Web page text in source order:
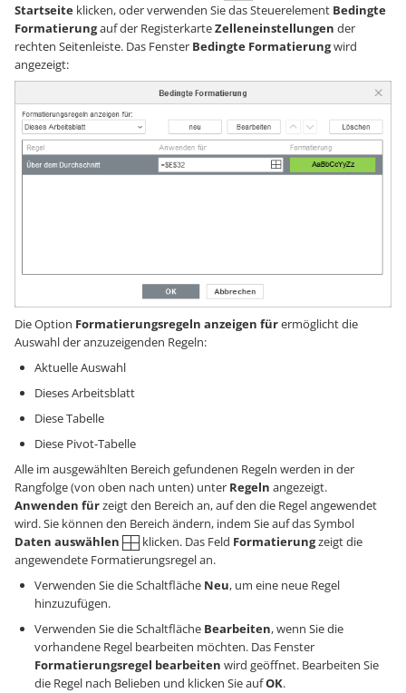
Startseite klicken, oder verwenden Sie das Steuerelement Bedingte
Formatierungauf der RegisterkarteZelleneinstellungen der
rechten Seitenleiste. Das Fenster Bedingte Formatierungwird
angezeigt:
Die Option Formatierungsregeln anzeigen fürermöglicht die
Auswahl der anzuzeigenden Regeln:
Aktuelle Auswahl
Dieses Arbeitsblatt
Diese Tabelle
Diese Pivot-Tabelle
Alle im ausgewählten Bereich gefundenen Regeln werden in der
Rangfolge (von oben nach unten) unter Regeln angezeigt.
Anwenden fürzeigt den Bereich an, auf den die Regel angewendet
wird. Sie können den Bereich ändern, indem Sie auf das Symbol
Daten auswählen
klicken. Das Feld Formatierungzeigt die
angewendete Formatierungsregel an.
Verwenden Sie die Schaltfläche Neu, um eine neue Regel
hinzuzufügen.
Verwenden Sie die Schaltfläche Bearbeiten, wenn Sie die
vorhandene Regel bearbeiten möchten. Das Fenster
Formatierungsregel bearbeiten wird geöffnet. Bearbeiten Sie
die Regel nach Belieben und klicken Sie aufOK.